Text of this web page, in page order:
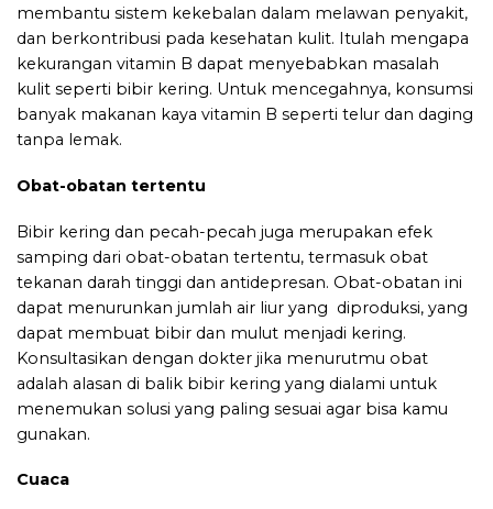
membantu sistem kekebalan dalam melawan penyakit,
dan berkontribusi pada kesehatan kulit. Itulah mengapa
kekurangan vitamin B dapat menyebabkan masalah
kulit seperti bibir kering. Untuk mencegahnya, konsumsi
banyak makanan kaya vitamin B seperti telur dan daging
tanpa lemak.
Obat-obatan tertentu
Bibir kering dan pecah-pecah juga merupakan efek
samping dari obat-obatan tertentu, termasuk obat
tekanan darah tinggi dan antidepresan. Obat-obatan ini
dapat menurunkan jumlah air liur yang diproduksi, yang
dapat membuat bibir dan mulut menjadi kering.
Konsultasikan dengan dokter jika menurutmu obat
adalah alasan di balik bibir kering yang dialami untuk
menemukan solusi yang paling sesuai agar bisa kamu
gunakan.
Cuaca